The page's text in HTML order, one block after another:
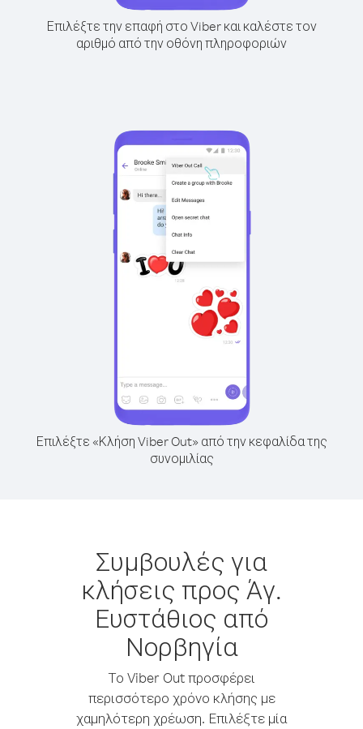
Επιλέξτε την επαφή στο Viber και καλέστε τον
αριθμό από την οθόνη πληροφοριών
Επιλέξτε «Κλήση Viber Out» από την κεφαλίδα της
συνομιλίας
Συμβουλές για
κλήσεις προς Άγ.
Ευστάθιος από
Νορβηγία
Το Viber Out προσφέρει
περισσότερο χρόνο κλήσης με
χαμηλότερη χρέωση. Επιλέξτε μία